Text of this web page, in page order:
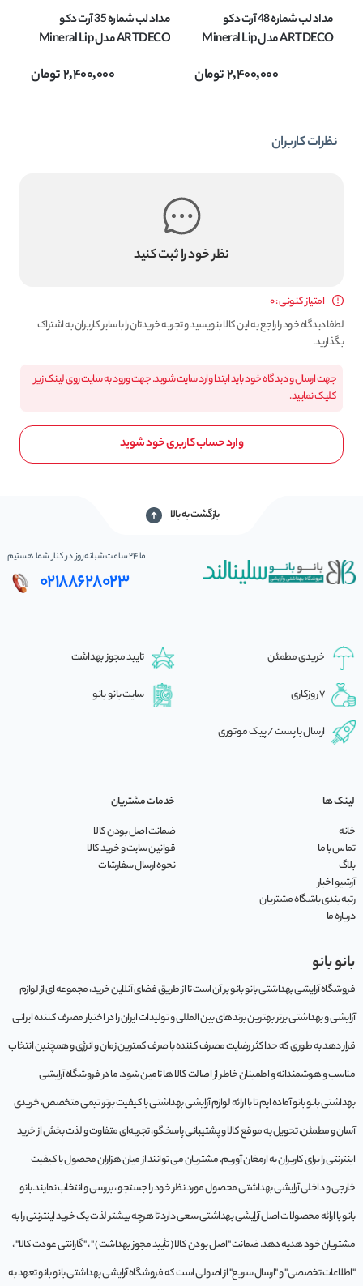
مداد لب شماره 48 آرت دکو
ARTDECO مدل Mineral Lip
2,400,000تومان
مداد لب شماره 35 آرت دکو
ARTDECO مدل Mineral Lip
2,400,000تومان
نظرات کاربران
نظر خود را ثبت کنید
امتیاز کنونی : 0
لطفا دیدگاه خود را راجع به این کالا بنویسید و تجربه خریدتان را با سایر کاربران به اشتراک
بگذارید.
جهت ارسال و دیدگاه خود باید ابتدا وارد سایت شوید. جهت ورود به سایت روی لینک زیر
کلیک نمایید.
وارد حساب کاربری خود شوید
بازگشت به بالا
ما 24 ساعت شبانه‌روز در کنار شما هستیم
02188628023
خریدی مطمئن تایید مجوز بهداشت
7 روزکاری سایت بانو بانو
ارسال با پست / پیک موتوری
لینک ها
خانه
تماس با ما
بلاگ
آرشیو اخبار
رتبه بندی باشگاه مشتریان
درباره ما
خدمات مشتریان
ضمانت اصل بودن کالا
قوانین سایت و خرید کالا
نحوه ارسال سفارشات
بانو بانو
فروشگاه آرایشی بهداشتی بانو بانو بر آن است تا از طریق فضای آنلاین خرید، مجموعه‌ ای از لوازم
آرایشی و بهداشتی برتر بهترین برندهای بین المللی و تولیدات ایران را در اختیار مصرف کننده ایرانی
قرار دهد به طوری که حداکثر رضایت مصرف کننده با صرف کمترین زمان و انرژی و همچنین انتخاب
مناسب و هوشمندانه و اطمینان خاطر از اصالت کالا ها تامین شود. ما در فروشگاه آرایشی
بهداشتی بانو بانو آماده ایم تا با ارائه لوازم آرایشی بهداشتی با کیفیت برتر، تیمی متخصص، خریدی
آسان و مطمئن، تحویل به موقع کالا و پشتیبانی پاسخگو، تجربه‌ای متفاوت و لذت بخش از خرید
اینترنتی را برای کاربران به ارمغان آوریم. مشتريان می توانند از ميان هزاران محصول با کيفيت
خارجی و داخلی آرایشی بهداشتی محصول مورد نظر خود را جستجو ، بررسی و انتخاب نمايند.بانو
بانو با ارائه محصولات اصل آرایشی بهداشتی سعی دارد تا هرچه بیشتر لذت یک خرید اینترنتی را به
مشتریان خود هدیه دهد. ضمانت "اصل بودن کالا ( تأیید مجوز بهداشت ) " ، "گارانتی عودت کالا" ،
"اطلاعات تخصصی" و "ارسال سریع" از اصولی است که فروشگاه آرایشی بهداشتی بانو بانو تعهد به